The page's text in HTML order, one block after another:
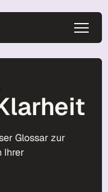
Glossar zur
Ihrer